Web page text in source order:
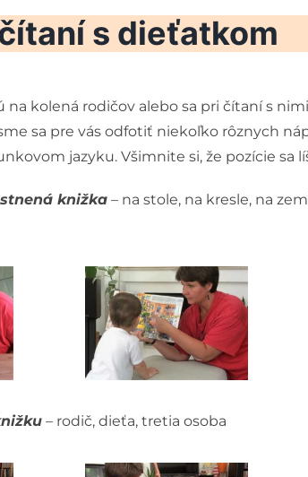
s dieťatkom
na kolená rodičov alebo sa pri čítaní s
sa pre vás odfotiť niekoľko rôznych
jazyku. Všimnite si, že pozície sa
knižka– na stole, na kresle, na
– rodič, dieťa, tretia osoba